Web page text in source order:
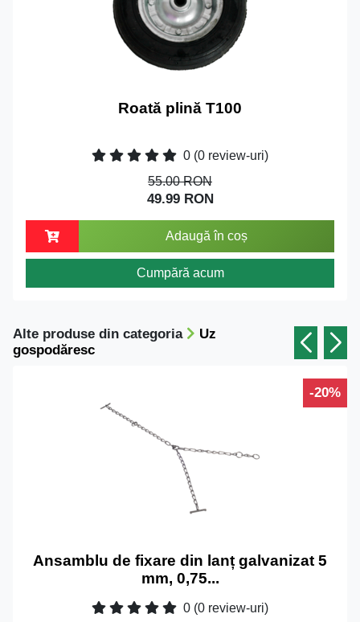
Roată plină T100
0 (0 review-uri)
55.00 RON
49.99 RON
Adaugă în coș
Cumpără acum
Alte produse din categoria
Uz
gospodăresc
-20%
Ansamblu de fixare din lanț galvanizat 5
mm, 0,75...
0 (0 review-uri)